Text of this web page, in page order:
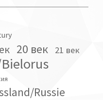
20 век 21 век
Russie